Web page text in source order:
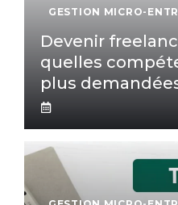
GESTION MICRO-
Devenir
quelles
plus